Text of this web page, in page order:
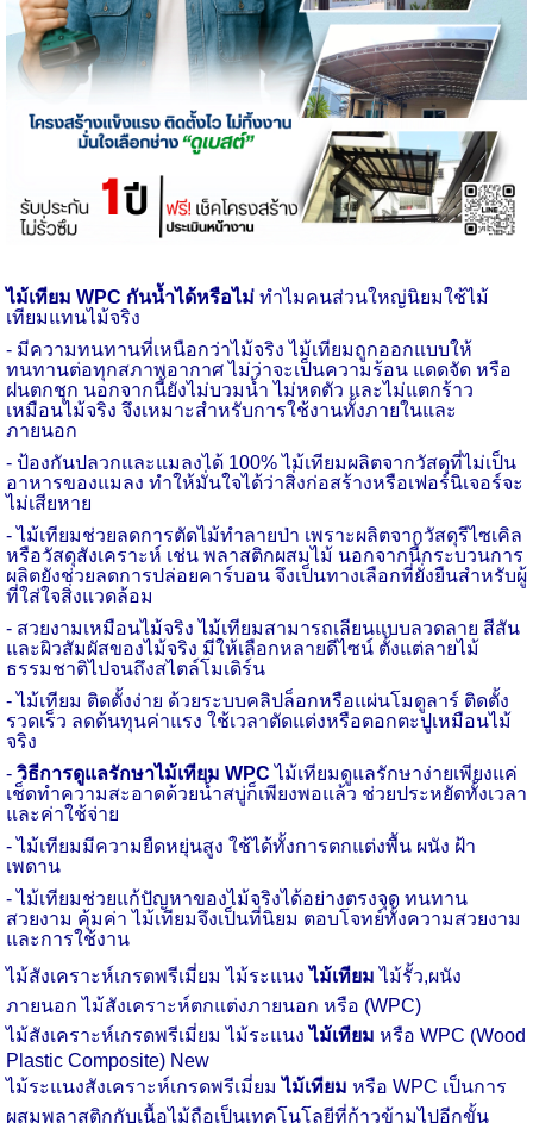
ไม้เทียม WPC กันน้ำได้หรือไม่ทำไมคนส่วนใหญ่นิยมใช้ไม้
เทียมแทนไม้จริง
- มีความทนทานที่เหนือกว่าไม้จริง ไม้เทียมถูกออกแบบให้
ทนทานต่อทุกสภาพอากาศ ไม่ว่าจะเป็นความร้อน แดดจัด หรือ
ฝนตกชุก นอกจากนี้ยังไม่บวมน้ำ ไม่หดตัว และไม่แตกร้าว
เหมือนไม้จริง จึงเหมาะสำหรับการใช้งานทั้งภายในและ
ภายนอก
- ป้องกันปลวกและแมลงได้ 100% ไม้เทียมผลิตจากวัสดุที่ไม่เป็น
อาหารของแมลง ทำให้มั่นใจได้ว่าสิ่งก่อสร้างหรือเฟอร์นิเจอร์จะ
ไม่เสียหาย
- ไม้เทียมช่วยลดการตัดไม้ทำลายป่า เพราะผลิตจากวัสดุรีไซเคิล
หรือวัสดุสังเคราะห์ เช่น พลาสติกผสมไม้ นอกจากนี้กระบวนการ
ผลิตยังช่วยลดการปล่อยคาร์บอน จึงเป็นทางเลือกที่ยั่งยืนสำหรับผู้
ที่ใส่ใจสิ่งแวดล้อม
- สวยงามเหมือนไม้จริง ไม้เทียมสามารถเลียนแบบลวดลาย สีสัน
และผิวสัมผัสของไม้จริง มีให้เลือกหลายดีไซน์ ตั้งแต่ลายไม้
ธรรมชาติไปจนถึงสไตล์โมเดิร์น
- ไม้เทียม ติดตั้งง่าย ด้วยระบบคลิปล็อกหรือแผ่นโมดูลาร์ ติดตั้ง
รวดเร็ว ลดต้นทุนค่าแรง ใช้เวลาตัดแต่งหรือตอกตะปูเหมือนไม้
จริง
- วิธีการดูแลรักษาไม้เทียม WPC ไม้เทียมดูแลรักษาง่ายเพียงแค่
เช็ดทำความสะอาดด้วยน้ำสบู่ก็เพียงพอแล้ว ช่วยประหยัดทั้งเวลา
และค่าใช้จ่าย
- ไม้เทียมมีความยืดหยุ่นสูง ใช้ได้ทั้งการตกแต่งพื้น ผนัง ฝ้า
เพดาน
- ไม้เทียมช่วยแก้ปัญหาของไม้จริงได้อย่างตรงจุด ทนทาน
สวยงาม คุ้มค่า ไม้เทียมจึงเป็นที่นิยม ตอบโจทย์ทั้งความสวยงาม
และการใช้งาน
ไม้สังเคราะห์เกรดพรีเมี่ยม ไม้ระแนงไม้เทียม ไม้รั้ว,ผนัง
ภายนอก ไม้สังเคราะห์ตกแต่งภายนอก หรือ (WPC)
ไม้สังเคราะห์เกรดพรีเมี่ยม ไม้ระแนงไม้เทียม หรือ WPC (Wood
Plastic Composite) New
ไม้ระแนงสังเคราะห์เกรดพรีเมี่ยมไม้เทียม หรือ WPC เป็นการ
ผสมพลาสติกกับเนื้อไม้ถือเป็นเทคโนโลยีที่ก้าวข้ามไปอีกขั้น